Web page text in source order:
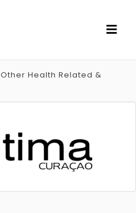
Other Health Related &